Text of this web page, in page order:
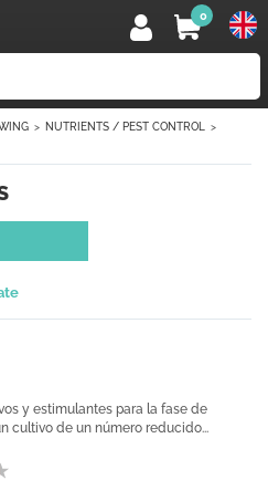
0
NUTRIENTS / PEST CONTROL
y estimulantes para la fase de
cultivo de un número reducido...